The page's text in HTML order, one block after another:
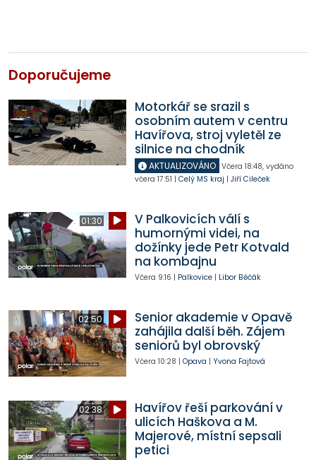
Doporučujeme
Motorkář se srazil s
osobním autem v centru
Havířova, stroj vyletěl ze
silnice na chodník
AKTUALIZOVÁNO Včera 18:48, vydáno
včera 17:51 | Celý MS kraj | Jiří Cileček
01:30
V Palkovicích válí s
humornými videi, na
dožínky jede Petr Kotvald
na kombajnu
Včera 9:16 | Palkovice| Libor Běčák
02:50
Senior akademie v Opavě
zahájila další běh. Zájem
seniorů byl obrovský
Včera 10:28 | Opava | Yvona Fajtová
02:38
Havířov řeší parkování v
ulicích Haškova a M.
Majerové, místní sepsali
petici